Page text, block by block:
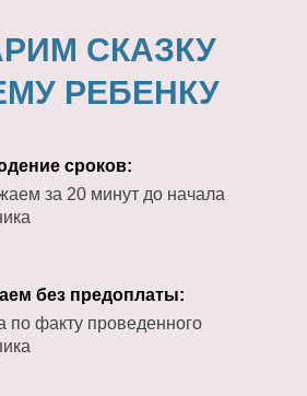
СКАЗКУ
РЕБЕНКУ
сроков:
за 20 минут до начала
без предоплаты:
по факту проведенного